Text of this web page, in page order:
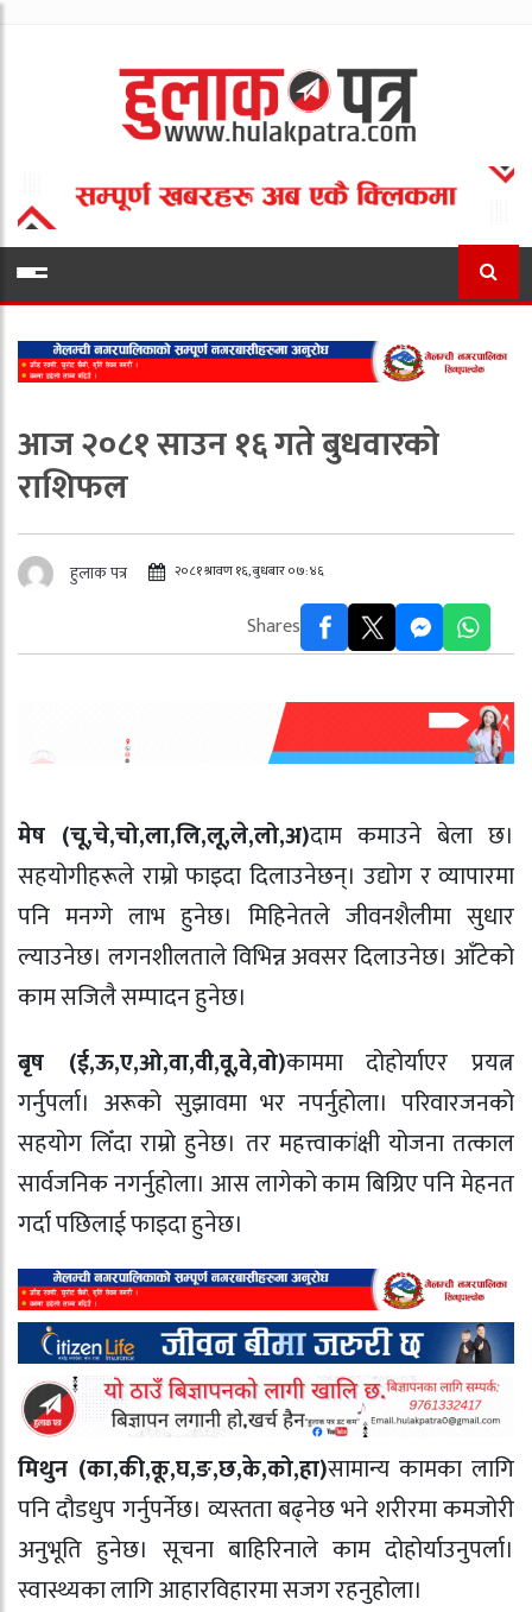
आज २०८१ साउन १६ गते बुधवारको
राशिफल
हुलाक पत्र २०८१ श्रावण १६, बुधबार ०७:४६
Shares
मेष (चू,चे,चो,ला,लि,लू,ले,लो,अ)दाम कमाउने बेला छ।
सहयोगीहरूले राम्रो फाइदा दिलाउनेछन्। उद्योग र व्यापारमा
पनि मनग्गे लाभ हुनेछ। मिहिनेतले जीवनशैलीमा सुधार
ल्याउनेछ। लगनशीलताले विभिन्न अवसर दिलाउनेछ। आँटेको
काम सजिलै सम्पादन हुनेछ।
बृष (ई,ऊ,ए,ओ,वा,वी,वू,वे,वो)काममा दोहोर्याएर प्रयत्न
गर्नुपर्ला। अरूको सुझावमा भर नपर्नुहोला। परिवारजनको
सहयोग लिँदा राम्रो हुनेछ। तर महत्त्वाकांक्षी योजना तत्काल
सार्वजनिक नगर्नुहोला। आस लागेको काम बिग्रिए पनि मेहनत
गर्दा पछिलाई फाइदा हुनेछ।
मिथुन (का,की,कू,घ,ङ,छ,के,को,हा)सामान्य कामका लागि
पनि दौडधुप गर्नुपर्नेछ। व्यस्तता बढ्नेछ भने शरीरमा कमजोरी
अनुभूति हुनेछ। सूचना बाहिरिनाले काम दोहोर्याउनुपर्ला।
स्वास्थ्यका लागि आहारविहारमा सजग रहनुहोला।